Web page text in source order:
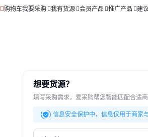
购物车我要采购 我有货源 会员产品 推广产品 建
想要货源？
填写采购需求，爱采购帮您智能匹配合适
信息安全保护中，信息仅用于商家